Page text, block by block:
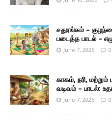
சதுரங்கம் –
படைத்த பாடல் –
June 7, 2026 0
காகம், நரி,
வடிவம் – பாடல்:
June 7, 2026 0